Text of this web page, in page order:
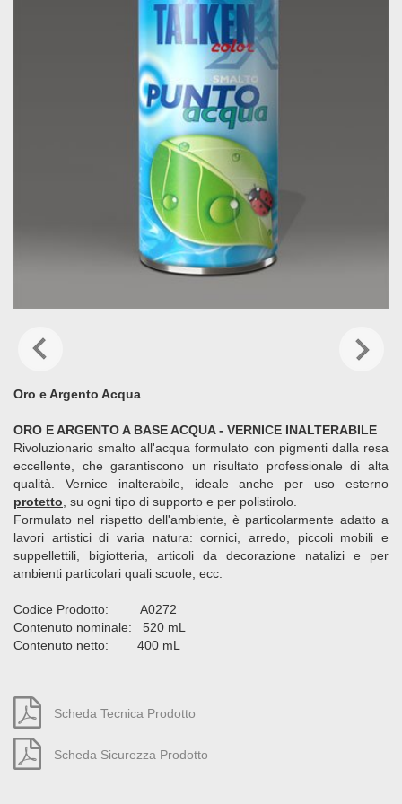
Oro e Argento Acqua
ORO E ARGENTO A BASE ACQUA - VERNICE INALTERABILE
Rivoluzionario smalto all'acqua formulato con pigmenti dalla resa
eccellente, che garantiscono un risultato professionale di alta
qualità. Vernice inalterabile, ideale anche per uso esterno
protetto , su ogni tipo di supporto e per polistirolo.
Formulato nel rispetto dell'ambiente, è particolarmente adatto a
lavori artistici di varia natura: cornici, arredo, piccoli mobili e
suppellettili, bigiotteria, articoli da decorazione natalizi e per
ambienti particolari quali scuole, ecc.
Codice Prodotto: A0272
Contenuto nominale: 520 mL
Contenuto netto: 400 mL
Scheda Tecnica Prodotto
Scheda Sicurezza Prodotto